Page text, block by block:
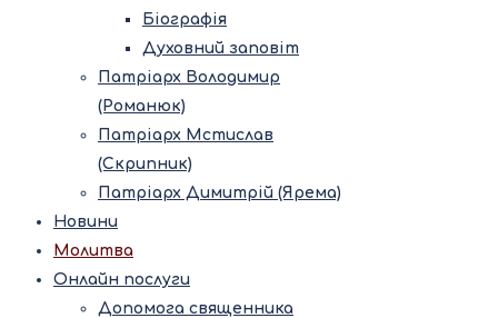
Біографія
Духовний заповіт
Патріарх Володимир
(Романюк)
Патріарх Мстислав
(Скрипник)
Патріарх Димитрій (Ярема)
Новини
Молитва
Онлайн послуги
Допомога священника